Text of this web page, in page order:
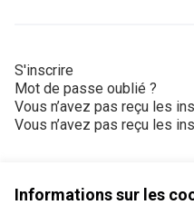
Informations sur les
S'inscrire
Mot de passe oublié ?
Vous n’avez pas reçu les
Vous n’avez pas reçu les